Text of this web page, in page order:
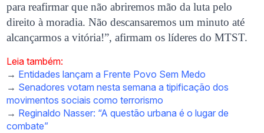
para reafirmar que não abriremos mão da luta pelo
direito à moradia. Não descansaremos um minuto até
alcançarmos a vitória!”, afirmam os líderes do MTST.
Leia também:
→ Entidades lançam a Frente Povo Sem Medo
→ Senadores votam nesta semana a tipificação dos
movimentos sociais como terrorismo
→ Reginaldo Nasser: “A questão urbana é o lugar de
combate”